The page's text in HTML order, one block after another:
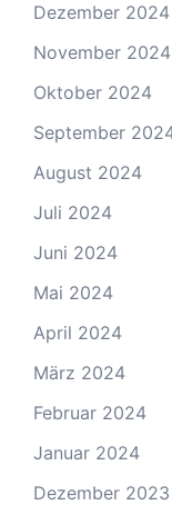
Dezember 2024
November 2024
Oktober 2024
September
August 2024
Juli 2024
Juni 2024
Mai 2024
April 2024
März 2024
Februar 2024
Januar 2024
Dezember 2023